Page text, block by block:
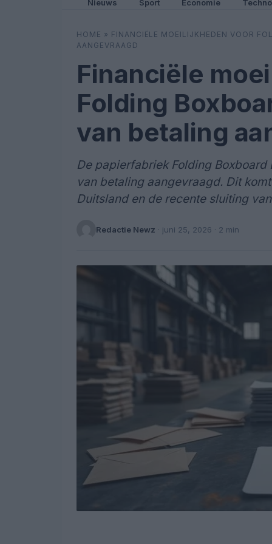
Nieuws Sport Economie
HOME » FINANCIËLE MOEILIJKHEDEN VOOR
AANGEVRAAGD
Financiële
Folding
van betaling
De papierfabriek Folding Boxboard
van betaling aangevraagd. Dit
Duitsland en de recente sluiting
Redactie Newz · juni 25, 2026 · 2 min